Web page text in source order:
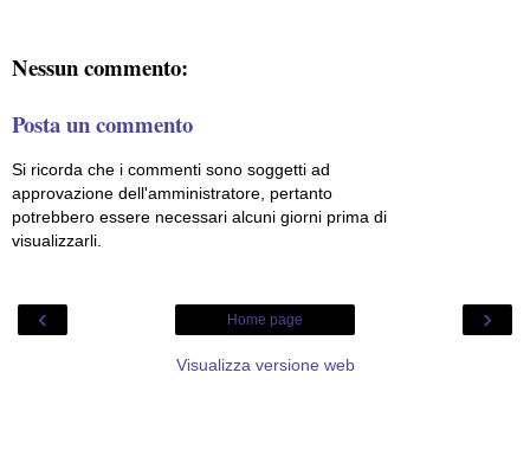
Nessun commento:
Posta un commento
Si ricorda che i commenti sono soggetti ad
approvazione dell'amministratore, pertanto
potrebbero essere necessari alcuni giorni prima di
visualizzarli.
‹ ›
Home page
Visualizza versione web